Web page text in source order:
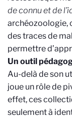
de connu et de
archéozoologie,
des traces de
permettre
Un outil
Au-delà de son
joue un rôle de
effet, ces
seulement à